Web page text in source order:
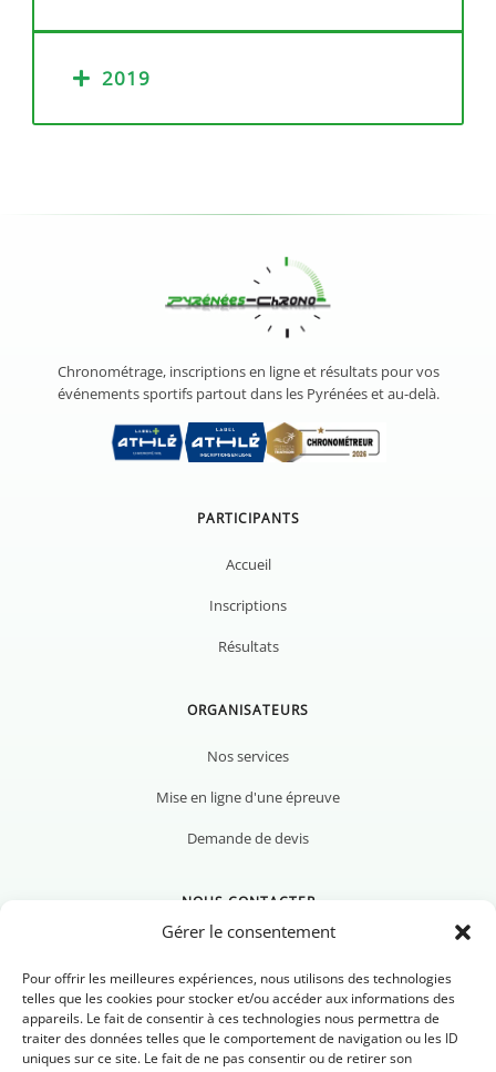
Gérer le consentement
Pour offrir les meilleures expériences, nous utilisons des technologies
telles que les cookies pour stocker et/ou accéder aux informations des
appareils. Le fait de consentir à ces technologies nous permettra de
traiter des données telles que le comportement de navigation ou les ID
uniques sur ce site. Le fait de ne pas consentir ou de retirer son
2019
Chronométrage, inscriptions en ligne et résultats pour vos
événements sportifs partout dans les Pyrénées et au-delà.
PARTICIPANTS
Accueil
Inscriptions
Résultats
ORGANISATEURS
Nos services
Mise en ligne d'une épreuve
Demande de devis
NOUS CONTACTER
Nous contacter